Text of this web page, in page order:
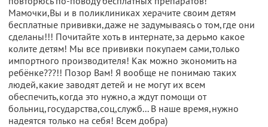
Мамочки,Вы и в поликлиниках херачите своим детям
бесплатные прививки,даже не задумываясь о том,где они
сделаны!!! Почитайте хоть в интернате,за дерьмо какое
колите детям! Мы все прививки покупаем сами,только
импортного производителя! Как можно экономить на
ребёнке???!! Позор Вам! Я вообще не понимаю таких
людей,какие заводят детей и не могут их всем
обеспечить,когда это нужно,а ждут помощи от
больниц,государства,соц,служб... В наше время,нужно
надеятся только на себя! Всем добра)